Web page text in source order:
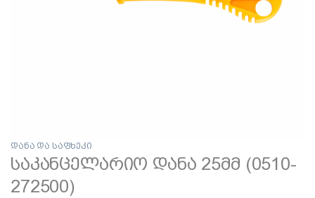
დანა და საფხეკი
საკანცელარიო დანა 25მმ (0510-
272500)